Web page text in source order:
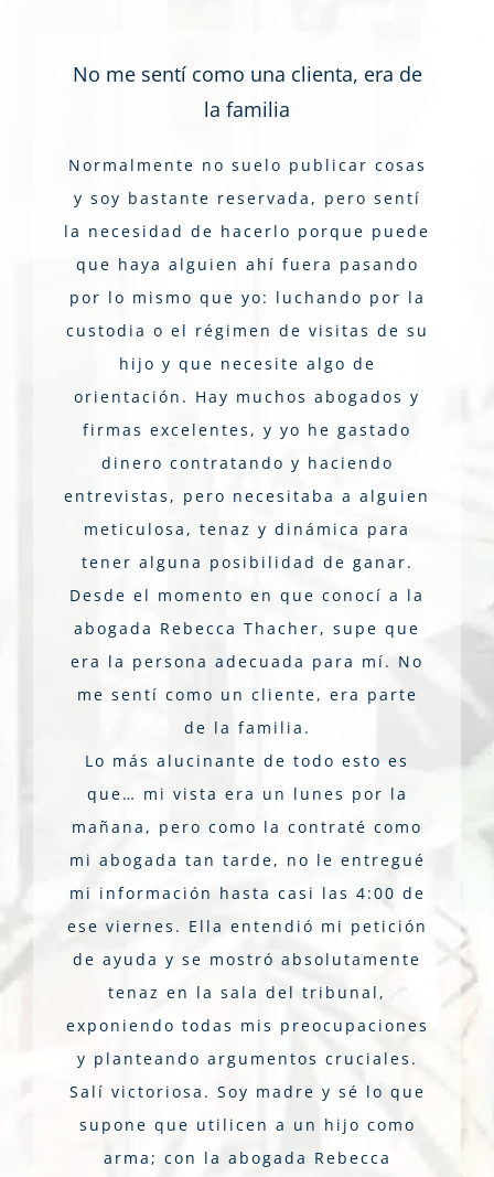
No me sentí como una clienta, era de
la familia
Normalmente no suelo publicar cosas
y soy bastante reservada, pero sentí
la necesidad de hacerlo porque puede
que haya alguien ahí fuera pasando
por lo mismo que yo: luchando por la
custodia o el régimen de visitas de su
hijo y que necesite algo de
orientación. Hay muchos abogados y
firmas excelentes, y yo he gastado
dinero contratando y haciendo
entrevistas, pero necesitaba a alguien
meticulosa, tenaz y dinámica para
tener alguna posibilidad de ganar.
Desde el momento en que conocí a la
abogada Rebecca Thacher, supe que
era la persona adecuada para mí. No
me sentí como un cliente, era parte
de la familia.
Lo más alucinante de todo esto es
que… mi vista era un lunes por la
mañana, pero como la contraté como
mi abogada tan tarde, no le entregué
mi información hasta casi las 4:00 de
ese viernes. Ella entendió mi petición
de ayuda y se mostró absolutamente
tenaz en la sala del tribunal,
exponiendo todas mis preocupaciones
y planteando argumentos cruciales.
Salí victoriosa. Soy madre y sé lo que
supone que utilicen a un hijo como
arma; con la abogada Rebecca